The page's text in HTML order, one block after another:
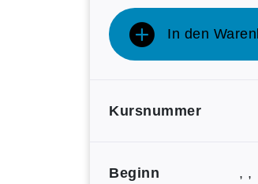
In den
Kursnummer
Beginn
, ,